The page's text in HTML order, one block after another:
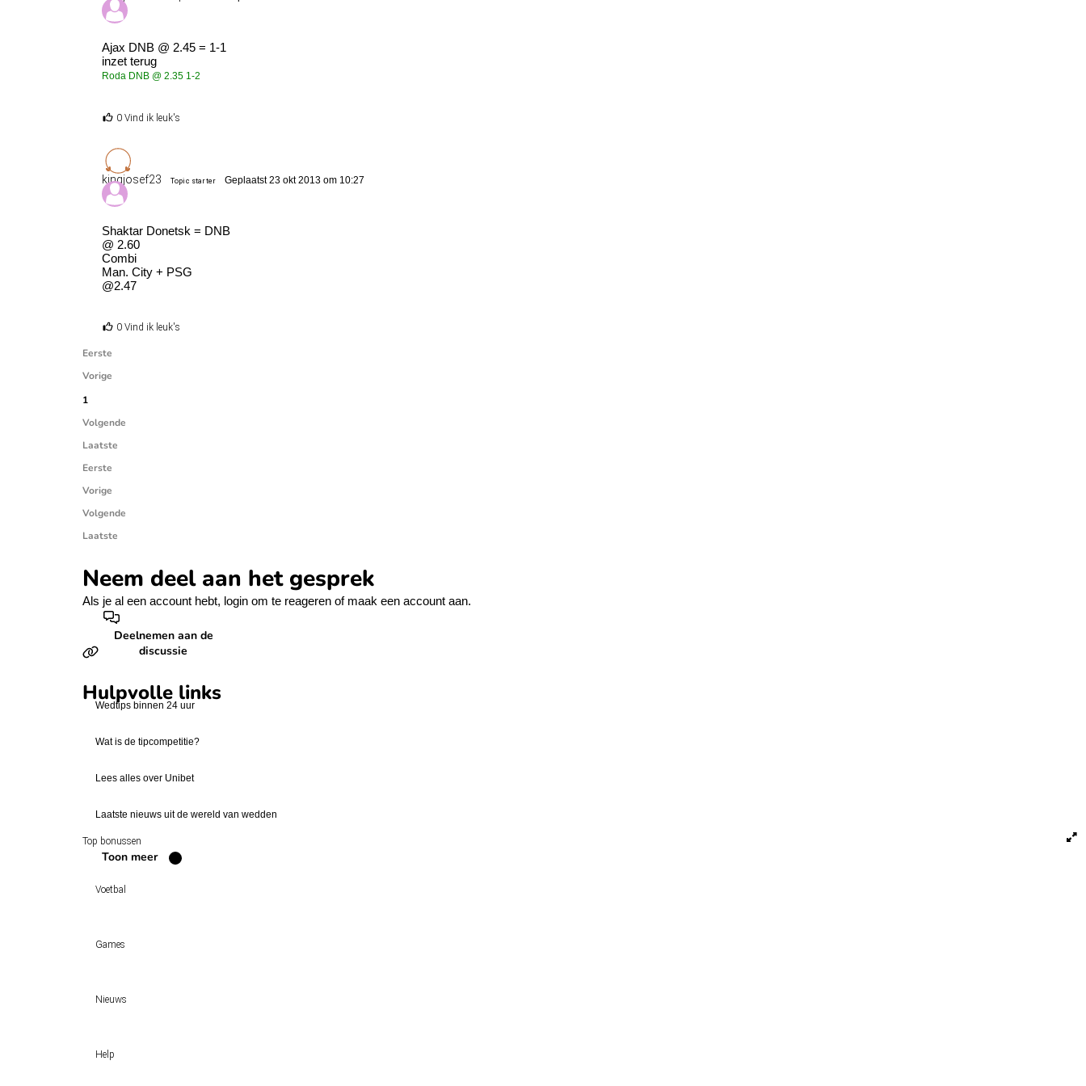
Ajax DNB @ 2.45 = 1-1
inzet terug
Roda DNB @ 2.35 1-2
0 Vind ik leuk's
kingjosef23 Topic starter Geplaatst 23 okt 2013 om 10:27
Shaktar Donetsk = DNB
@ 2.60
Combi
Man. City + PSG
@2.47
0 Vind ik leuk's
Eerste
Vorige
1
Volgende
Laatste
Eerste
Vorige
Volgende
Laatste
Neem deel aan het gesprek
Als je al een account hebt, login om te reageren of maak een account aan.
Deelnemen aan de
discussie
Hulpvolle links
Wedtips binnen 24 uur
Wat is de tipcompetitie?
Lees alles over Unibet
Laatste nieuws uit de wereld van wedden
Top bonussen
Toon meer
Voetbal
Wedtips
Clubs
Games
VW-Tientje
WK 2026 pool
Nieuws
Sloveen Slavko Vincic fluit WK-finale 2026 tussen Spanje en Argentinië
Help